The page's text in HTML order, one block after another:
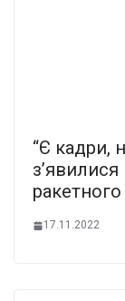
“Є кадри,
17.11.2022